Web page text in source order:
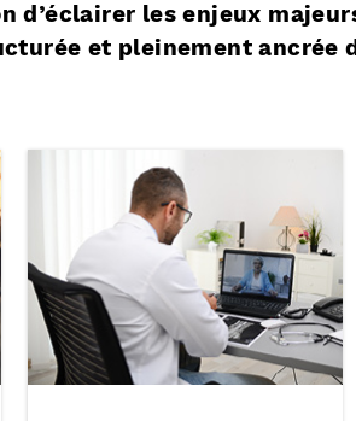
d’éclairer les enjeux
et pleinement ancrée